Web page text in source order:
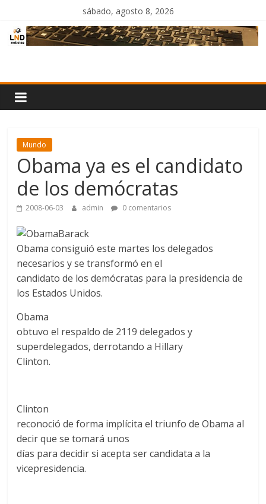
contenido
sábado, agosto 8, 2026
Noticias
Mundo
Obama ya es el candidato
de los demócratas
2008-06-03 admin 0 comentarios
Barack
Obama consiguió este martes los delegados
necesarios y se transformó en el
candidato de los demócratas para la presidencia de
los Estados Unidos.
Obama
obtuvo el respaldo de 2119 delegados y
superdelegados, derrotando a Hillary
Clinton.
Clinton
reconoció de forma implícita el triunfo de Obama al
decir que se tomará unos
días para decidir si acepta ser candidata a la
vicepresidencia.